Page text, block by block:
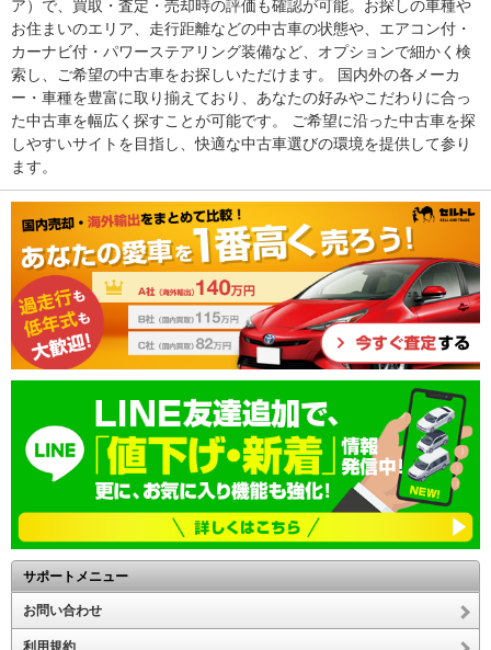
ア）で、買取・査定・売却時の評価も確認が可能。お探しの車種や
お住まいのエリア、走行距離などの中古車の状態や、エアコン付・
カーナビ付・パワーステアリング装備など、オプションで細かく検
索し、ご希望の中古車をお探しいただけます。 国内外の各メーカ
ー・車種を豊富に取り揃えており、あなたの好みやこだわりに合っ
た中古車を幅広く探すことが可能です。 ご希望に沿った中古車を探
しやすいサイトを目指し、快適な中古車選びの環境を提供して参り
ます。
サポートメニュー
お問い合わせ
利用規約